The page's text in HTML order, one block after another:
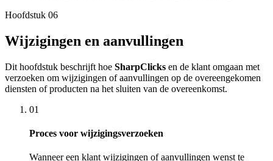
Hoofdstuk 06
Wijzigingen en aanvullingen
Dit hoofdstuk beschrijft hoe SharpClicks en de klant omgaan met
verzoeken om wijzigingen of aanvullingen op de overeengekomen
diensten of producten na het sluiten van de overeenkomst.
01
Proces voor wijzigingsverzoeken
Wanneer een klant wijzigingen of aanvullingen wenst te